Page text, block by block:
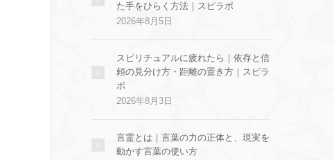
た手をひらく方法｜スピラボ
2026年8月5日
スピリチュアルに疲れたら｜依存と信
頼の見分け方・距離の置き方｜スピラ
ボ
2026年8月3日
言霊とは｜言葉の力の正体と、現実を
動かす言葉の使い方